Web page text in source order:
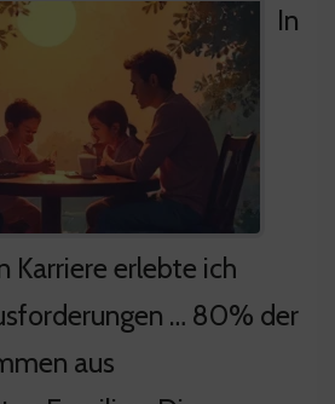
In
Karriere erlebte ich
… 80% der
aus